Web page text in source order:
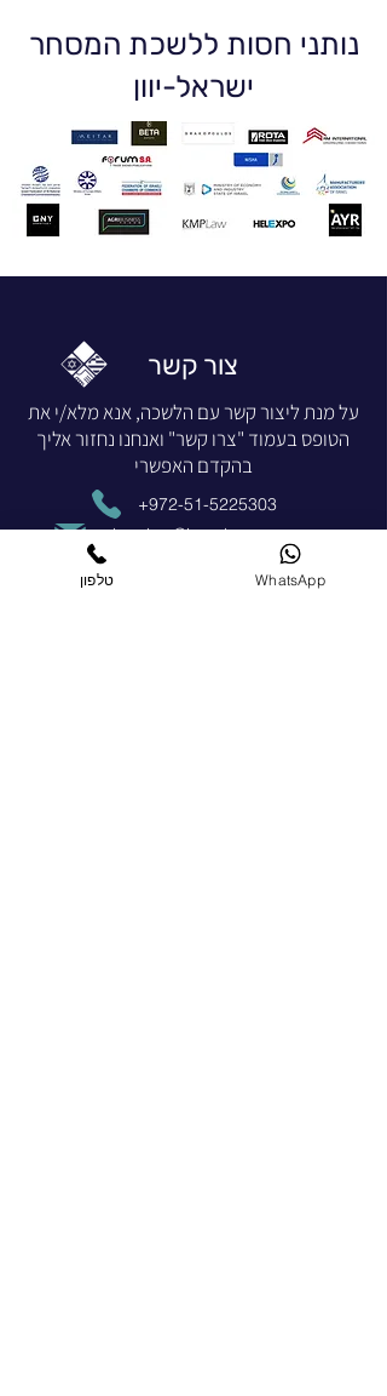
נותני חסות ללשכת המסחר
ישראל-יוון
צור קשר
על מנת ליצור קשר עם הלשכה, אנא מלא/י את
הטופס בעמוד "צרו קשר" ואנחנו נחזור אליך
בהקדם האפשרי
+972-51-5225303
chamber@israelgreece.com
טלפון WhatsApp